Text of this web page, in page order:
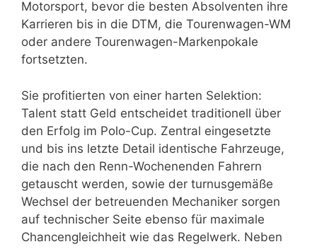
Motorsport, bevor die besten Absolventen ihre
Karrieren bis in die DTM, die Tourenwagen-WM
oder andere Tourenwagen-Markenpokale
fortsetzten.
Sie profitierten von einer harten Selektion:
Talent statt Geld entscheidet traditionell über
den Erfolg im Polo-Cup. Zentral eingesetzte
und bis ins letzte Detail identische Fahrzeuge,
die nach den Renn-Wochenenden Fahrern
getauscht werden, sowie der turnusgemäße
Wechsel der betreuenden Mechaniker sorgen
auf technischer Seite ebenso für maximale
Chancengleichheit wie das Regelwerk. Neben